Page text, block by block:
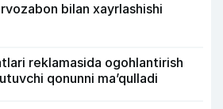
bilan xayrlashishi
reklamasida ogohlantirish
qonunni ma’qulladi